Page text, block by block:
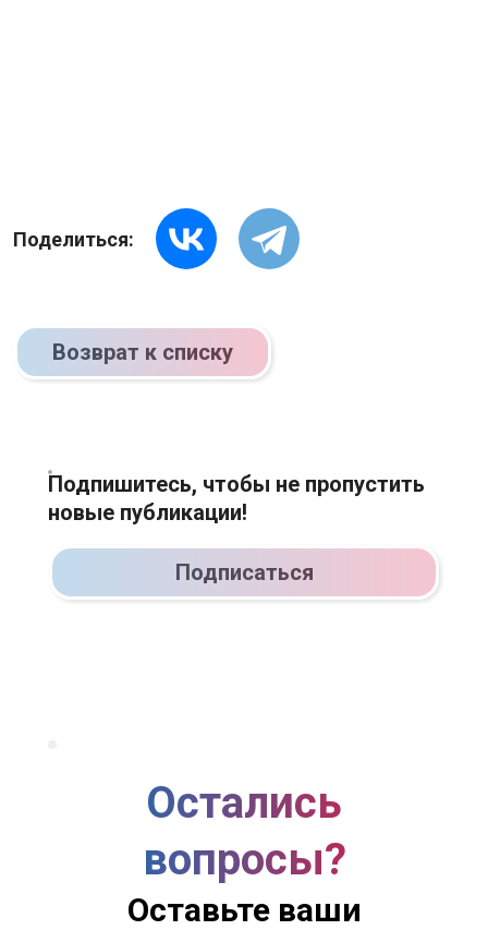
Поделиться:
Возврат к списку
Подпишитесь, чтобы не пропустить
новые публикации!
Подписаться
Остались
вопросы?
Оставьте ваши